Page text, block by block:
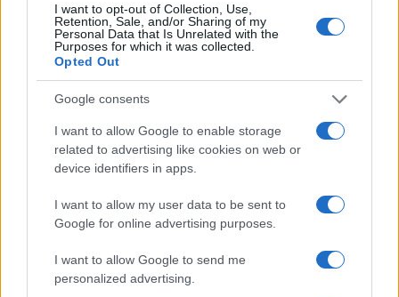
I want to opt-out of Collection, Use,
Retention, Sale, and/or Sharing of my
Personal Data that Is Unrelated with the
Purposes for which it was collected.
Opted Out
Google consents
I want to allow Google to enable storage
related to advertising like cookies on web or
device identifiers in apps.
I want to allow my user data to be sent to
Google for online advertising purposes.
I want to allow Google to send me
personalized advertising.
Continua a leggere